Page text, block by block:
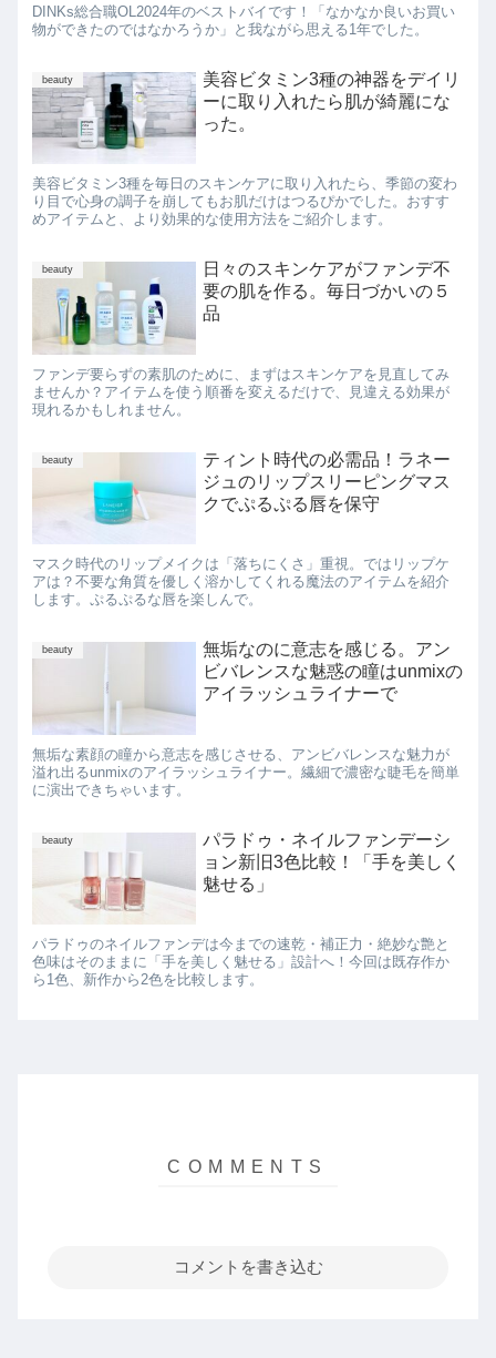
DINKs総合職OL2024年のベストバイです！「なかなか良いお買い
物ができたのではなかろうか」と我ながら思える1年でした。
beauty
美容ビタミン3種の神器をデイリ
ーに取り入れたら肌が綺麗にな
った。
美容ビタミン3種を毎日のスキンケアに取り入れたら、季節の変わ
り目で心身の調子を崩してもお肌だけはつるぴかでした。おすす
めアイテムと、より効果的な使用方法をご紹介します。
beauty
日々のスキンケアがファンデ不
要の肌を作る。毎日づかいの５
品
ファンデ要らずの素肌のために、まずはスキンケアを見直してみ
ませんか？アイテムを使う順番を変えるだけで、見違える効果が
現れるかもしれません。
beauty
ティント時代の必需品！ラネー
ジュのリップスリーピングマス
クでぷるぷる唇を保守
マスク時代のリップメイクは「落ちにくさ」重視。ではリップケ
アは？不要な角質を優しく溶かしてくれる魔法のアイテムを紹介
します。ぷるぷるな唇を楽しんで。
beauty
無垢なのに意志を感じる。アン
ビバレンスな魅惑の瞳はunmixの
アイラッシュライナーで
無垢な素顔の瞳から意志を感じさせる、アンビバレンスな魅力が
溢れ出るunmixのアイラッシュライナー。繊細で濃密な睫毛を簡単
に演出できちゃいます。
beauty
パラドゥ・ネイルファンデーシ
ョン新旧3色比較！「手を美しく
魅せる」
パラドゥのネイルファンデは今までの速乾・補正力・絶妙な艶と
色味はそのままに「手を美しく魅せる」設計へ！今回は既存作か
ら1色、新作から2色を比較します。
コメントを書き込む